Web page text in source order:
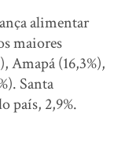
alimentar
maiores
Amapá (16,3%),
Santa
país, 2,9%.